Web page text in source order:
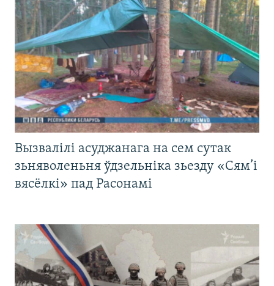
Вызвалілі асуджанага на сем сутак
зьняволеньня ўдзельніка зьезду «Сям’і
вясёлкі» пад Расонамі